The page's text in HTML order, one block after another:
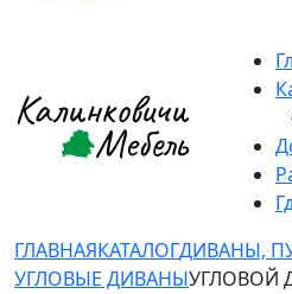
ГЛАВНАЯКАТАЛОГДИВАНЫ,
УГЛОВЫЕ ДИВАНЫУГЛОВОЙ